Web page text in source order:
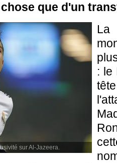
que d'un
sur Al-Jazeera.
: le